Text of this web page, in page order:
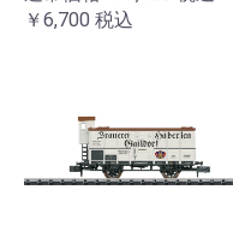
￥6,700 税込